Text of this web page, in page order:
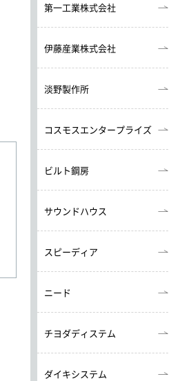
第一工業株式会社
伊藤産業株式会社
淡野製作所
コスモスエンタープライズ
ビルト鋼房
サウンドハウス
スピーディア
ニード
チヨダディステム
ダイキシステム